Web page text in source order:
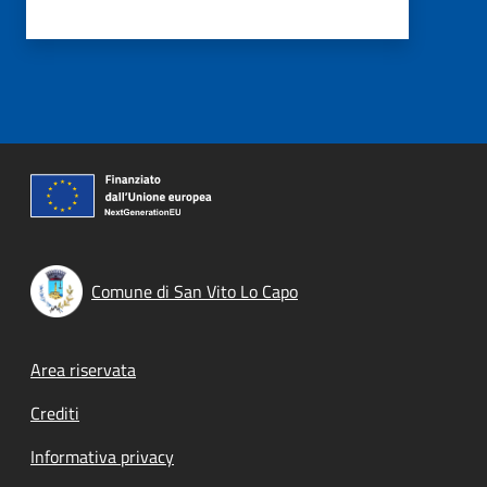
Comune di San Vito Lo Capo
Footer menu
Area riservata
Crediti
Informativa privacy